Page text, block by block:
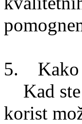
5. Kako
Kad ste
korist